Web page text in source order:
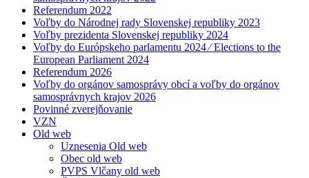
Referendum 2022
Voľby do Národnej rady Slovenskej republiky 2023
Voľby prezidenta Slovenskej republiky 2024
Voľby do Európskeho parlamentu 2024 ⁄ Elections to the
European Parliament 2024
Referendum 2026
Voľby do orgánov samosprávy obcí a voľby do orgánov
samosprávnych krajov 2026
Povinné zverejňovanie
VZN
Old web
Uznesenia Old web
Obec old web
PVPS Vlčany old web